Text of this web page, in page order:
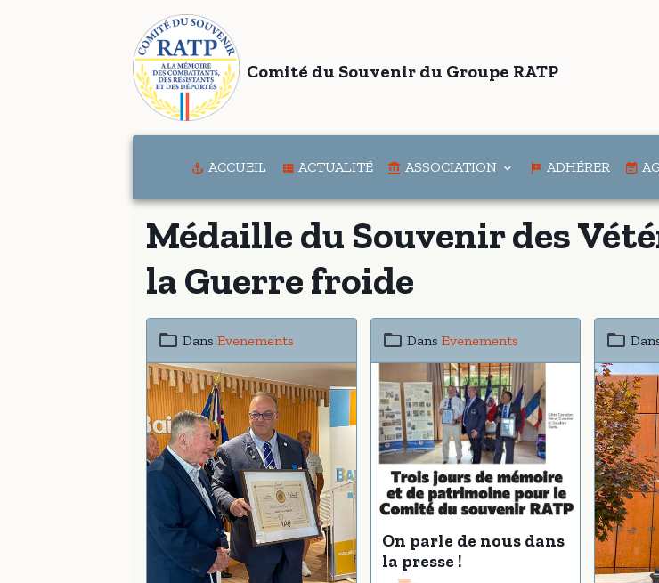
Comité du Souvenir du Groupe RATP
ACCUEIL ACTUALITÉ ASSOCIATION ADHÉRER
Médaille du Souvenir des
la Guerre froide
DansEvenements Dans Evenements
On parle de nous dans
la presse !